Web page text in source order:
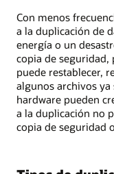
Con menos
a la duplicación de
energía o un
copia de seguridad,
puede restablecer,
algunos archivos ya
hardware pueden
a la duplicación no
copia de seguridad